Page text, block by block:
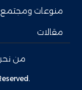
منوعات ومجتمع
مقالات
من